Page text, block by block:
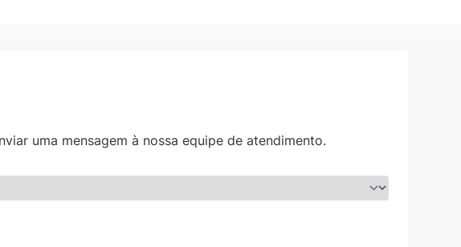
uma mensagem à nossa equipe de atendimento.